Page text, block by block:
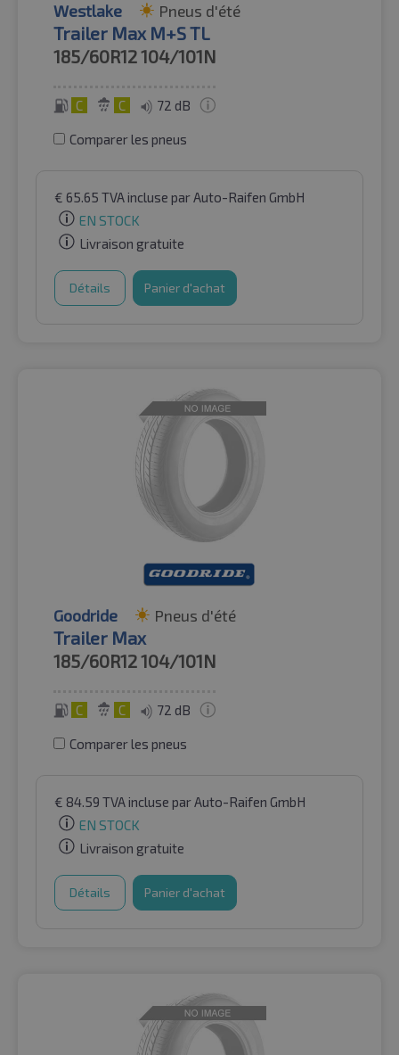
Westlake Pneus d'été
Trailer Max M+S TL
185/60R12104/101N
C C 72 dB
Comparer les pneus
€ 65.65 TVA incluse par Auto-Raifen GmbH
EN STOCK
Livraison gratuite
Détails Panier d'achat
Goodride Pneus d'été
Trailer Max
185/60R12104/101N
C C 72 dB
Comparer les pneus
€ 84.59 TVA incluse par Auto-Raifen GmbH
EN STOCK
Livraison gratuite
Détails Panier d'achat